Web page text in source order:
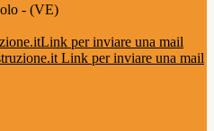
- (VE)
Link per inviare una mail
Link per inviare una mail